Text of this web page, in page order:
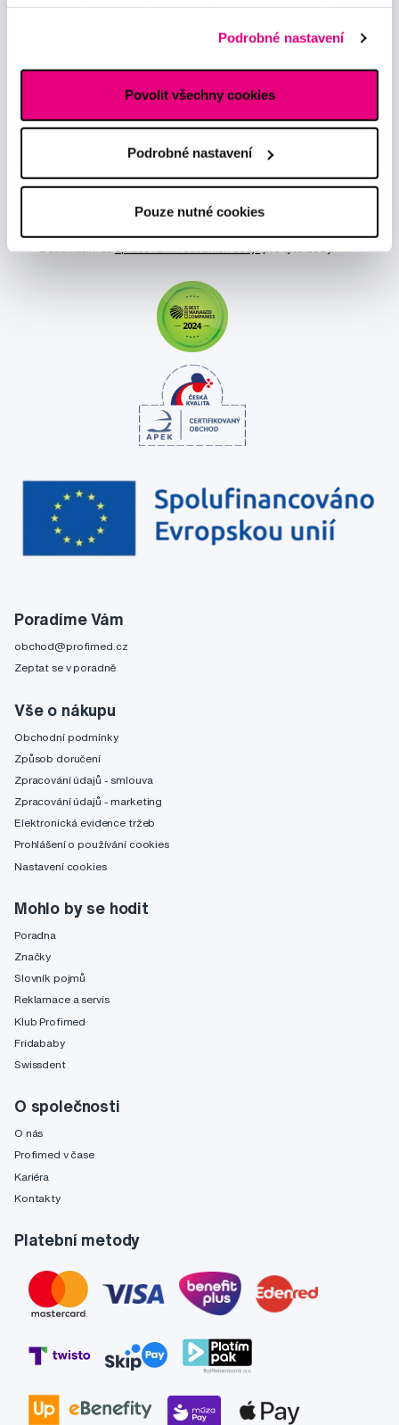
Podrobné nastavení
Povolit všechny cookies
Podrobné nastavení
Pouze nutné cookies
Poradíme Vám
obchod@profimed.cz
Zeptat se v poradně
Vše o nákupu
Obchodní podmínky
Způsob doručení
Zpracování údajů - smlouva
Zpracování údajů - marketing
Elektronická evidence tržeb
Prohlášení o používání cookies
Nastavení cookies
Mohlo by se hodit
Poradna
Značky
Slovník pojmů
Reklamace a servis
Klub Profimed
Fridababy
Swissdent
O společnosti
O nás
Profimed v čase
Kariéra
Kontakty
Platební metody
Novinky a nabídky
Odebírat